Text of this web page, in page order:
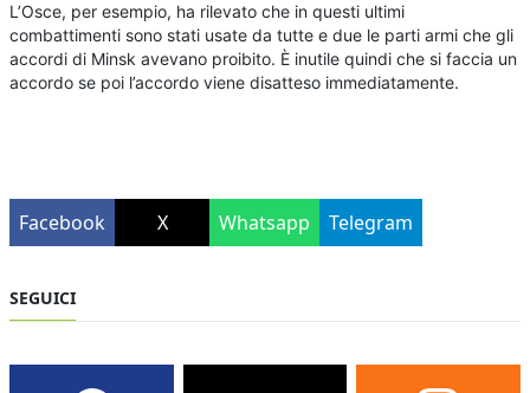
L’Osce, per esempio, ha rilevato che in questi ultimi
combattimenti sono stati usate da tutte e due le parti armi che gli
accordi di Minsk avevano proibito. È inutile quindi che si faccia un
accordo se poi l’accordo viene disatteso immediatamente.
Facebook X Whatsapp Telegram
SEGUICI